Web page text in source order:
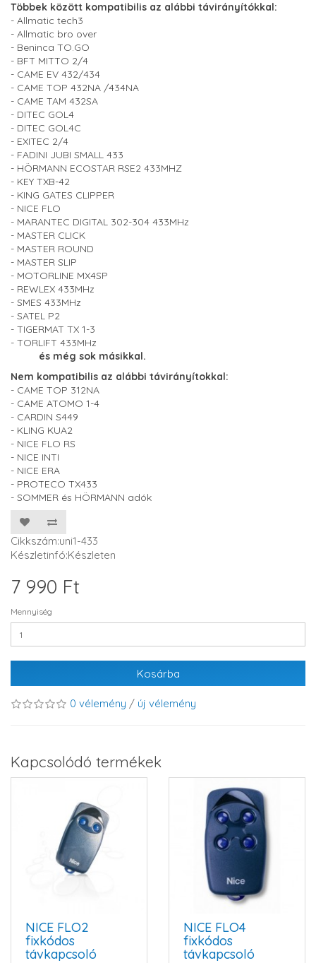
Többek között kompatibilis az alábbi távirányítókkal:
- Allmatic tech3
- Allmatic bro over
- Beninca TO.GO
- BFT MITTO 2/4
- CAME EV 432/434
- CAME TOP 432NA /434NA
- CAME TAM 432SA
- DITEC GOL4
- DITEC GOL4C
- EXITEC 2/4
- FADINI JUBI SMALL 433
- HÖRMANN ECOSTAR RSE2 433MHZ
- KEY TXB-42
- KING GATES CLIPPER
- NICE FLO
- MARANTEC DIGITAL 302-304 433MHz
- MASTER CLICK
- MASTER ROUND
- MASTER SLIP
- MOTORLINE MX4SP
- REWLEX 433MHz
- SMES 433MHz
- SATEL P2
- TIGERMAT TX 1-3
- TORLIFT 433MHz
és még sok másikkal.
Nem kompatibilis az alábbi távirányítokkal:
- CAME TOP 312NA
- CAME ATOMO 1-4
- CARDIN S449
- KLING KUA2
- NICE FLO RS
- NICE INTI
- NICE ERA
- PROTECO TX433
- SOMMER és HÖRMANN adók
Cikkszám:uni1-433
Készletinfó:Készleten
7 990 Ft
Mennyiség
Kosárba
0 vélemény / új vélemény
Kapcsolódó termékek
NICE FLO2
fixkódos
távkapcsoló
NICE FLO4
fixkódos
távkapcsoló